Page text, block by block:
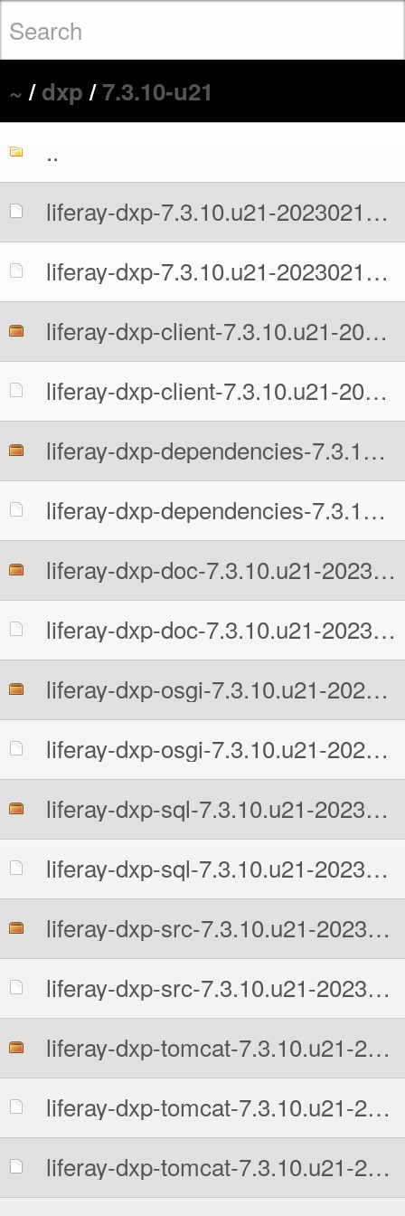
~/dxp/7.3.10-u21
..
liferay-dxp-7.3.10.u21-20230215090707251.war
liferay-dxp-7.3.10.u21-20230215090707251.war.MD5
liferay-dxp-client-7.3.10.u21-20230215090707251.zip
liferay-dxp-client-7.3.10.u21-20230215090707251.zip.MD5
liferay-dxp-dependencies-7.3.10.u21-20230215090707251.zip
liferay-dxp-dependencies-7.3.10.u21-20230215090707251.zip.MD5
liferay-dxp-doc-7.3.10.u21-20230215090707251.zip
liferay-dxp-doc-7.3.10.u21-20230215090707251.zip.MD5
liferay-dxp-osgi-7.3.10.u21-20230215090707251.zip
liferay-dxp-osgi-7.3.10.u21-20230215090707251.zip.MD5
liferay-dxp-sql-7.3.10.u21-20230215090707251.zip
liferay-dxp-sql-7.3.10.u21-20230215090707251.zip.MD5
liferay-dxp-src-7.3.10.u21-20230215090707251.zip
liferay-dxp-src-7.3.10.u21-20230215090707251.zip.MD5
liferay-dxp-tomcat-7.3.10.u21-20230215090707251.7z
liferay-dxp-tomcat-7.3.10.u21-20230215090707251.7z.MD5
liferay-dxp-tomcat-7.3.10.u21-20230215090707251.7z.sha512